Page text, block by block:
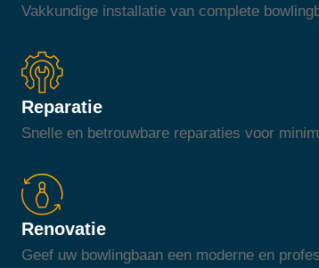
Vakkundige installatie van complete
Reparatie
Snelle en betrouwbare reparaties voor
Renovatie
Geef uw bowlingbaan een moderne en